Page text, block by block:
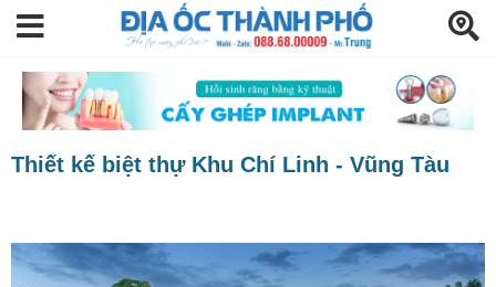
Thiết kế biệt thự Khu Chí Linh - Vũng Tàu